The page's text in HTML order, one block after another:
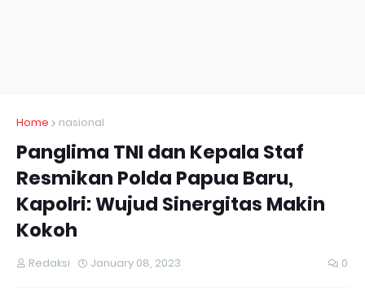
Home nasional
Panglima TNI dan Kepala Staf
Resmikan Polda Papua Baru,
Kapolri: Wujud Sinergitas Makin
Kokoh
Redaksi January 08, 2023 0